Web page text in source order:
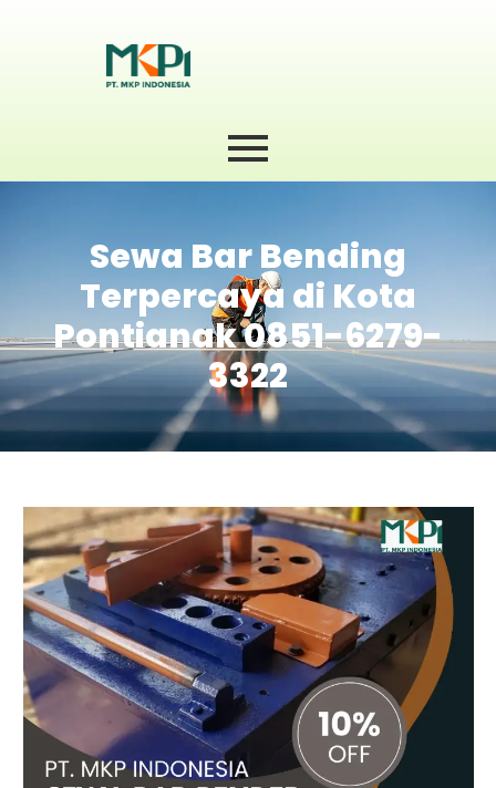
Sewa Bar Bending
Terpercaya di Kota
Pontianak 0851-6279-
3322